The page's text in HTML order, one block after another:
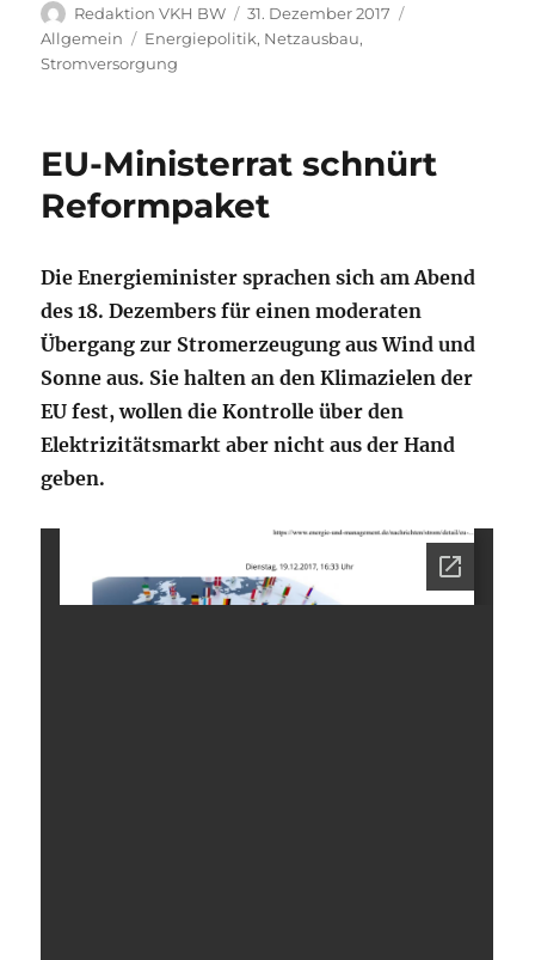
Autor
Redaktion VKH BW
Veröffentlicht
am
31. Dezember 2017
Allgemein
Schlagwörter
Energiepolitik, Netzausbau,
Stromversorgung
EU-Ministerrat schnürt
Reformpaket
Die Energieminister sprachen sich am Abend
des 18. Dezembers für einen moderaten
Übergang zur Stromerzeugung aus Wind und
Sonne aus. Sie halten an den Klimazielen der
EU fest, wollen die Kontrolle über den
Elektrizitätsmarkt aber nicht aus der Hand
geben.